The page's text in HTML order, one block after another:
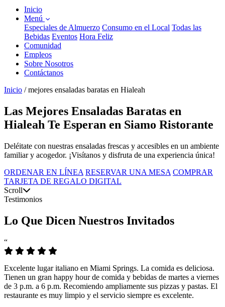
Inicio
Menú
Especiales de Almuerzo Consumo en el Local Todas las
Bebidas Eventos Hora Feliz
Comunidad
Empleos
Sobre Nosotros
Contáctanos
Inicio / mejores ensaladas baratas en Hialeah
Las Mejores Ensaladas Baratas en
Hialeah Te Esperan en Siamo Ristorante
Deléitate con nuestras ensaladas frescas y accesibles en un ambiente
familiar y acogedor. ¡Visítanos y disfruta de una experiencia única!
ORDENAR EN LÍNEA RESERVAR UNA MESA COMPRAR
TARJETA DE REGALO DIGITAL
Scroll
Testimonios
Lo Que Dicen Nuestros Invitados
“
Excelente lugar italiano en Miami Springs. La comida es deliciosa.
Tienen un gran happy hour de comida y bebidas de martes a viernes
de 3 p.m. a 6 p.m. Recomiendo ampliamente sus pizzas y pastas. El
restaurante es muy limpio y el servicio siempre es excelente.